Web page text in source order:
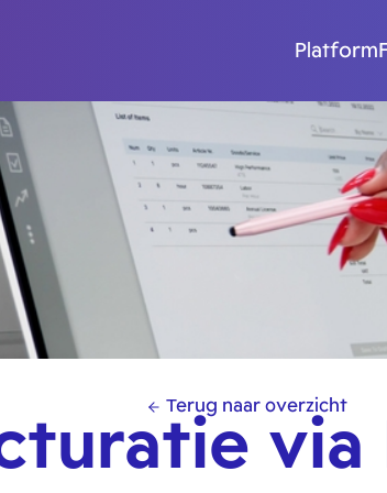
Platform
Terug naar overzicht
via